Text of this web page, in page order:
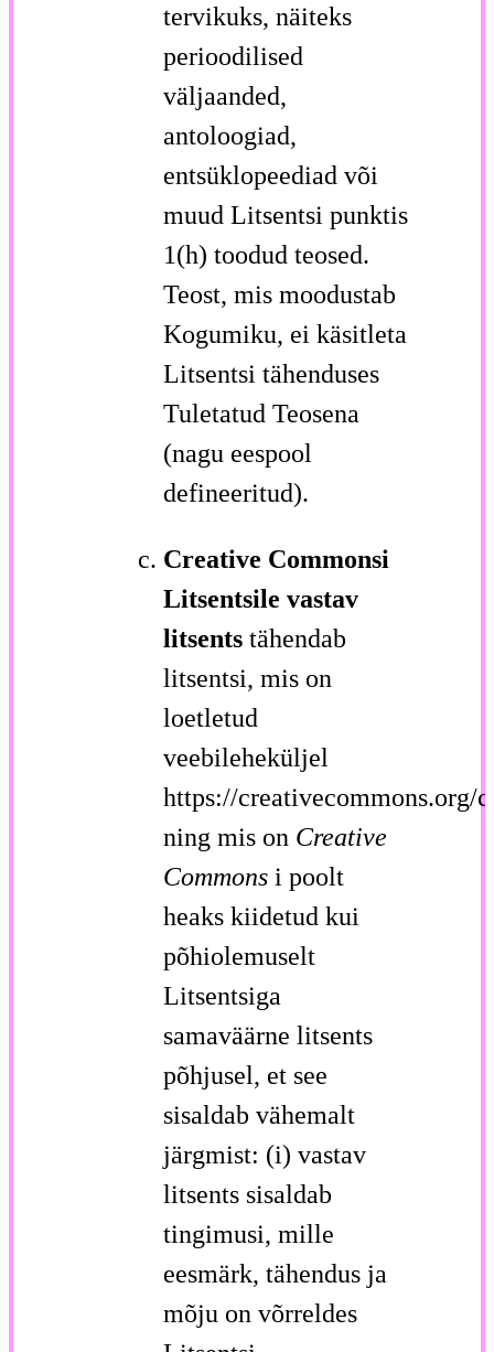
tervikuks, näiteks
perioodilised
väljaanded,
antoloogiad,
entsüklopeediad või
muud Litsentsi punktis
1(h) toodud teosed.
Teost, mis moodustab
Kogumiku, ei käsitleta
Litsentsi tähenduses
Tuletatud Teosena
(nagu eespool
defineeritud).
Creative Commonsi
Litsentsile vastav
litsents tähendab
litsentsi, mis on
loetletud
veebileheküljel
https://creativecommons.org/
ning mis on Creative
Commons i poolt
heaks kiidetud kui
põhiolemuselt
Litsentsiga
samaväärne litsents
põhjusel, et see
sisaldab vähemalt
järgmist: (i) vastav
litsents sisaldab
tingimusi, mille
eesmärk, tähendus ja
mõju on võrreldes